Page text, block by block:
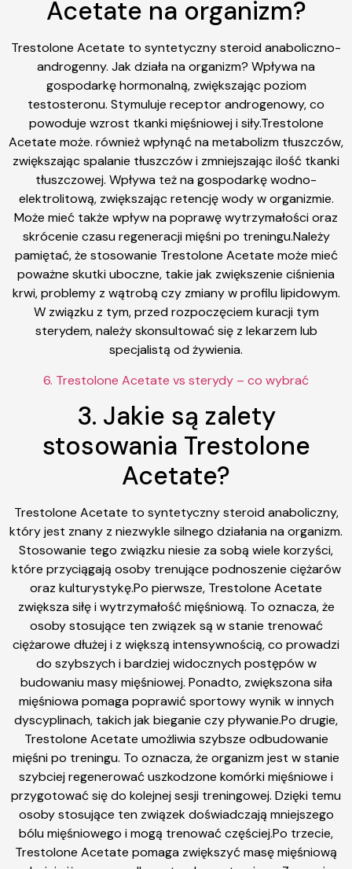
Acetate na organizm?
Trestolone Acetate to syntetyczny steroid anaboliczno-
androgenny. Jak działa na organizm? Wpływa na
gospodarkę hormonalną, zwiększając poziom
testosteronu. Stymuluje receptor androgenowy, co
powoduje wzrost tkanki mięśniowej i siły.Trestolone
Acetate może. również wpłynąć na metabolizm tłuszczów,
zwiększając spalanie tłuszczów i zmniejszając ilość tkanki
tłuszczowej. Wpływa też na gospodarkę wodno-
elektrolitową, zwiększając retencję wody w organizmie.
Może mieć także wpływ na poprawę wytrzymałości oraz
skrócenie czasu regeneracji mięśni po treningu.Należy
pamiętać, że stosowanie Trestolone Acetate może mieć
poważne skutki uboczne, takie jak zwiększenie ciśnienia
krwi, problemy z wątrobą czy zmiany w profilu lipidowym.
W związku z tym, przed rozpoczęciem kuracji tym
sterydem, należy skonsultować się z lekarzem lub
specjalistą od żywienia.
6. Trestolone Acetate vs sterydy – co wybrać
3. Jakie są zalety
stosowania Trestolone
Acetate?
Trestolone Acetate to syntetyczny steroid anaboliczny,
który jest znany z niezwykle silnego działania na organizm.
Stosowanie tego związku niesie za sobą wiele korzyści,
które przyciągają osoby trenujące podnoszenie ciężarów
oraz kulturystykę.Po pierwsze, Trestolone Acetate
zwiększa siłę i wytrzymałość mięśniową. To oznacza, że
osoby stosujące ten związek są w stanie trenować
ciężarowe dłużej i z większą intensywnością, co prowadzi
do szybszych i bardziej widocznych postępów w
budowaniu masy mięśniowej. Ponadto, zwiększona siła
mięśniowa pomaga poprawić sportowy wynik w innych
dyscyplinach, takich jak bieganie czy pływanie.Po drugie,
Trestolone Acetate umożliwia szybsze odbudowanie
mięśni po treningu. To oznacza, że organizm jest w stanie
szybciej regenerować uszkodzone komórki mięśniowe i
przygotować się do kolejnej sesji treningowej. Dzięki temu
osoby stosujące ten związek doświadczają mniejszego
bólu mięśniowego i mogą trenować częściej.Po trzecie,
Trestolone Acetate pomaga zwiększyć masę mięśniową